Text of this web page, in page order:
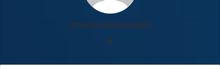
Ismael Hernández